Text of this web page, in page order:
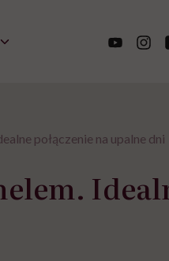
połączenie na upalne dni